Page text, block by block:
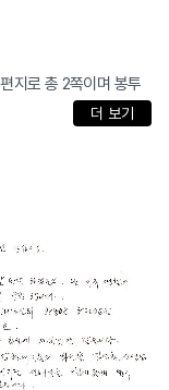
지로 총 2쪽이며 봉투
더 보기